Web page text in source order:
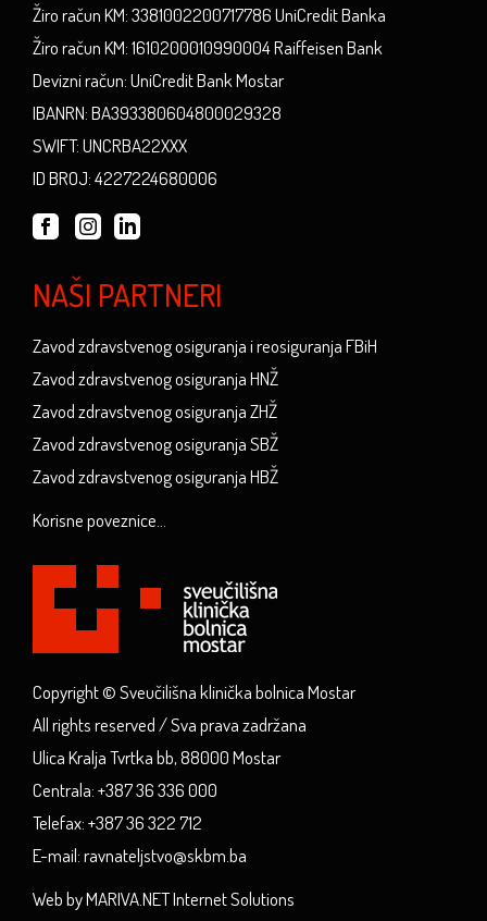
Žiro račun KM: 3381002200717786 UniCredit Banka
Žiro račun KM: 1610200010990004 Raiffeisen Bank
Devizni račun: UniCredit Bank Mostar
IBANRN: BA393380604800029328
SWIFT: UNCRBA22XXX
ID BROJ: 4227224680006
NAŠI PARTNERI
Zavod zdravstvenog osiguranja i reosiguranja FBiH
Zavod zdravstvenog osiguranja HNŽ
Zavod zdravstvenog osiguranja ZHŽ
Zavod zdravstvenog osiguranja SBŽ
Zavod zdravstvenog osiguranja HBŽ
Korisne poveznice...
Copyright © Sveučilišna klinička bolnica Mostar
All rights reserved / Sva prava zadržana
Ulica Kralja Tvrtka bb, 88000 Mostar
Centrala: +387 36 336 000
Telefax: +387 36 322 712
E-mail: ravnateljstvo@skbm.ba
Web by MARIVA.NET Internet Solutions